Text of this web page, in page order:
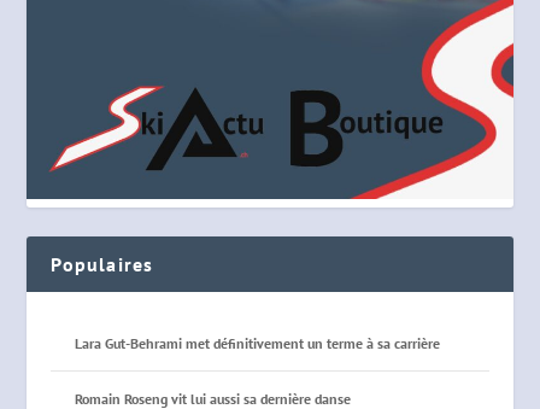
Populaires
Lara Gut-Behrami met définitivement un terme à sa carrière
Romain Roseng vit lui aussi sa dernière danse